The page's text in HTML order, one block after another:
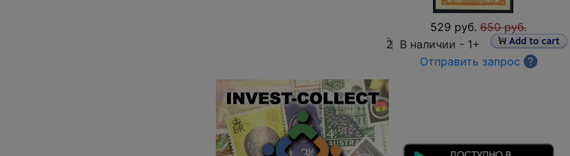
529 руб. 650 руб.
2 В наличии - 1+
Отправить запрос
?